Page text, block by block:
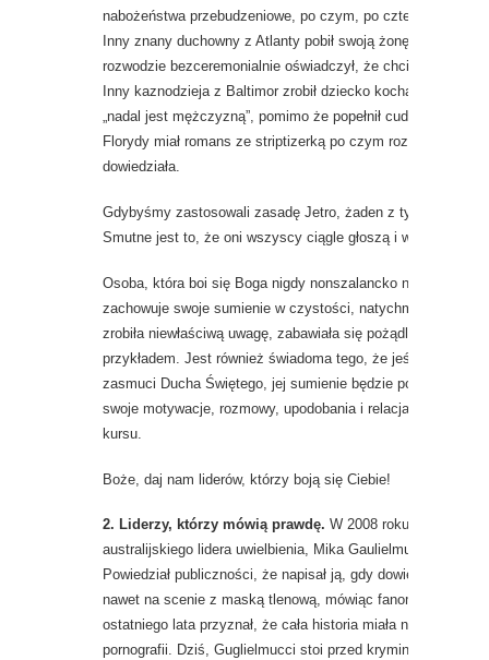
nabożeństwa przebudzeniowe, po czym, po czterech
Inny znany duchowny z Atlanty pobił swoją żonę na
rozwodzie bezceremonialnie oświadczył, że chciał nowej
Inny kaznodzieja z Baltimor zrobił dziecko kochance i
„nadal jest mężczyzną”, pomimo że popełnił cudzołóstwo.
Florydy miał romans ze striptizerką po czym rozwiódł się z
dowiedziała.
Gdybyśmy zastosowali zasadę Jetro, żaden z tych
Smutne jest to, że oni wszyscy ciągle głoszą i wielkie tłumy
Osoba, która boi się Boga nigdy nonszalancko nie traktuje
zachowuje swoje sumienie w czystości, natychmiast jest
zrobiła niewłaściwą uwagę, zabawiała się pożądliwymi
przykładem. Jest również świadoma tego, że jeśli szybko
zasmuci Ducha Świętego, jej sumienie będzie pokalana.
swoje motywacje, rozmowy, upodobania i relacja, aby być
kursu.
Boże, daj nam liderów, którzy boją się Ciebie!
2. Liderzy, którzy mówią prawdę. W 2008 roku
australijskiego lidera uwielbienia, Mika Gaulielmucci, autora
Powiedział publiczności, że napisał ją, gdy dowiedział się,
nawet na scenie z maską tlenową, mówiąc fanom, że
ostatniego lata przyznał, że cała historia miała na celu
pornografii. Dziś, Guglielmucci stoi przed kryminalnymi